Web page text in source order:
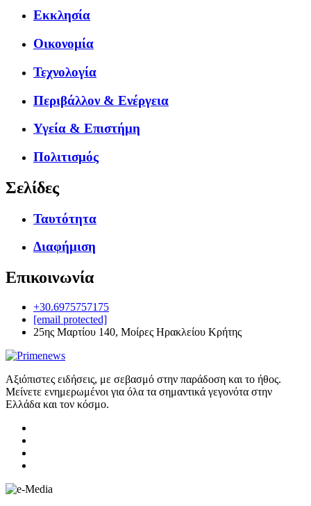
Εκκλησία
Οικονομία
Τεχνολογία
Περιβάλλον & Ενέργεια
Υγεία & Επιστήμη
Πολιτισμός
Σελίδες
Ταυτότητα
Διαφήμιση
Επικοινωνία
+30.6975757175
[email protected]
25ης Μαρτίου 140, Μοίρες Ηρακλείου Κρήτης
Αξιόπιστες ειδήσεις, με σεβασμό στην παράδοση και το ήθος.
Μείνετε ενημερωμένοι για όλα τα σημαντικά γεγονότα στην
Ελλάδα και τον κόσμο.